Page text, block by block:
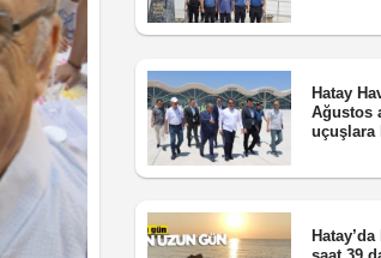
Hatay
Ağustos
uçuşlara